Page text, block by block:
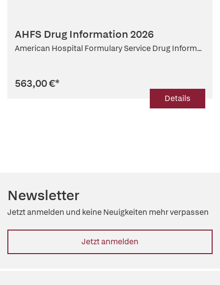
AHFS Drug Information 2026
American Hospital Formulary Service Drug Inform...
563,00 €*
Details
Newsletter
Jetzt anmelden und keine Neuigkeiten mehr verpassen
Jetzt anmelden